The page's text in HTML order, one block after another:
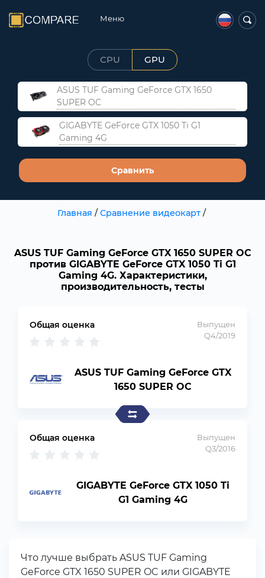
Меню
CPU GPU
ASUS TUF Gaming GeForce GTX 1650
SUPER OC
GIGABYTE GeForce GTX 1050 Ti G1
Gaming 4G
Сравнить
Главная / Сравнение видеокарт/
ASUS TUF Gaming GeForce GTX 1650 SUPER OC
против GIGABYTE GeForce GTX 1050 Ti G1
Gaming 4G. Характеристики,
производительность, тесты
Общая оценка
Выпущен
Q4/2019
ASUS TUF Gaming GeForce GTX
1650 SUPER OC
Выпущен
Q3/2016
Общая оценка
GIGABYTE GeForce GTX 1050 Ti
G1 Gaming 4G
Что лучше выбрать ASUS TUF Gaming
GeForce GTX 1650 SUPER OC или GIGABYTE